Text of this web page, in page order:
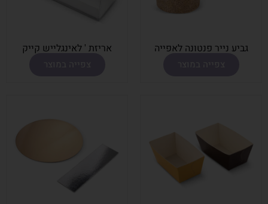
גביע נייר פנטונה לאפײה אריזת ' לאינגלײש קײק